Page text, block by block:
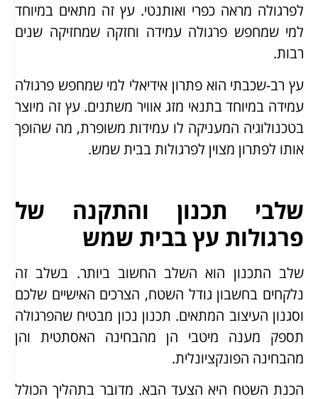
לפרגולה מראה כפרי ואותנטי. עץ זה מתאים במיוחד
למי שמחפש פרגולה עמידה וחזקה שמחזיקה שנים
רבות.
עץ רב-שכבתי הוא פתרון אידיאלי למי שמחפש פרגולה
עמידה במיוחד בתנאי מזג אוויר משתנים. עץ זה מיוצר
בטכנולוגיה המעניקה לו עמידות משופרת, מה שהופך
אותו לפתרון מצוין לפרגולות בבית שמש.
שלבי תכנון והתקנה של
פרגולות עץ בבית שמש
שלב התכנון הוא השלב החשוב ביותר. בשלב זה
נלקחים בחשבון גודל השטח, הצרכים האישיים שלכם
וסגנון העיצוב המתאים. תכנון נכון מבטיח שהפרגולה
תספק מענה מיטבי הן מהבחינה האסתטית והן
מהבחינה הפונקציונלית.
הכנת השטח היא הצעד הבא. מדובר בתהליך הכולל